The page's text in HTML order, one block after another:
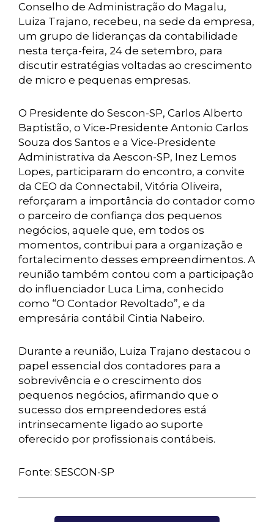
Conselho de Administração do Magalu,
Luiza Trajano, recebeu, na sede da empresa,
um grupo de lideranças da contabilidade
nesta terça-feira, 24 de setembro, para
discutir estratégias voltadas ao crescimento
de micro e pequenas empresas.
O Presidente do Sescon-SP, Carlos Alberto
Baptistão, o Vice-Presidente Antonio Carlos
Souza dos Santos e a Vice-Presidente
Administrativa da Aescon-SP, Inez Lemos
Lopes, participaram do encontro, a convite
da CEO da Connectabil, Vitória Oliveira,
reforçaram a importância do contador como
o parceiro de confiança dos pequenos
negócios, aquele que, em todos os
momentos, contribui para a organização e
fortalecimento desses empreendimentos. A
reunião também contou com a participação
do influenciador Luca Lima, conhecido
como “O Contador Revoltado”, e da
empresária contábil Cintia Nabeiro.
Durante a reunião, Luiza Trajano destacou o
papel essencial dos contadores para a
sobrevivência e o crescimento dos
pequenos negócios, afirmando que o
sucesso dos empreendedores está
intrinsecamente ligado ao suporte
oferecido por profissionais contábeis.
Fonte: SESCON-SP